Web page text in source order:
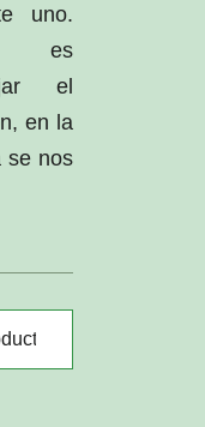
uno.
es
el
en la
se nos